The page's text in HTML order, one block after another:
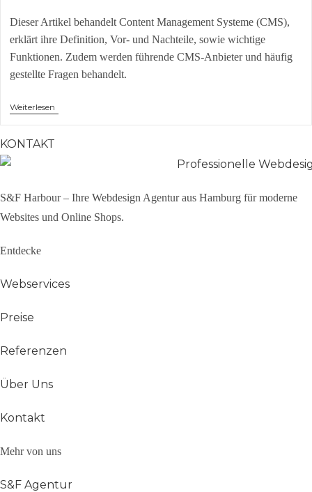
Dieser Artikel behandelt Content Management Systeme (CMS),
erklärt ihre Definition, Vor- und Nachteile, sowie wichtige
Funktionen. Zudem werden führende CMS-Anbieter und häufig
gestellte Fragen behandelt.
WeiterlesenWas
Ist
CMS?​
KONTAKT
S&F Harbour – Ihre Webdesign Agentur aus Hamburg für moderne
Websites und Online Shops.
Entdecke
Webservices
Preise
Referenzen
Über Uns
Kontakt
Mehr von uns
S&F Agentur